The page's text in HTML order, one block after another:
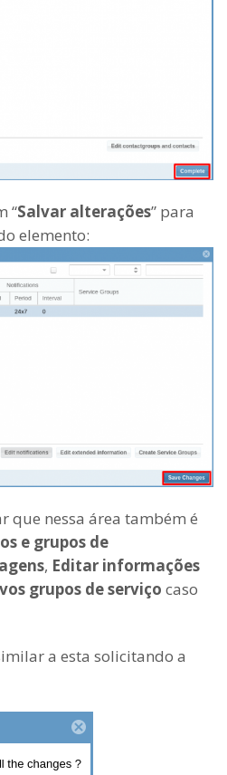
“Salvar alterações” para
elemento:
que nessa área também é
e grupos de
, Editar informações
grupos de serviço caso
a esta solicitando a